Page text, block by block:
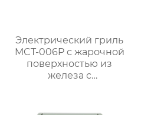
Электрический гриль
MCT-006P с жарочной
поверхностью из
железа с